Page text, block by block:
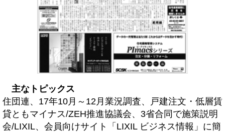
主なトピックス
住団連、17年10月～12月業況調査、戸建注文・低層賃
貸ともマイナス/ZEH推進協議会、3省合同で施策説明
会/LIXIL、会員向けサイト「LIXIL ビジネス情報」に簡